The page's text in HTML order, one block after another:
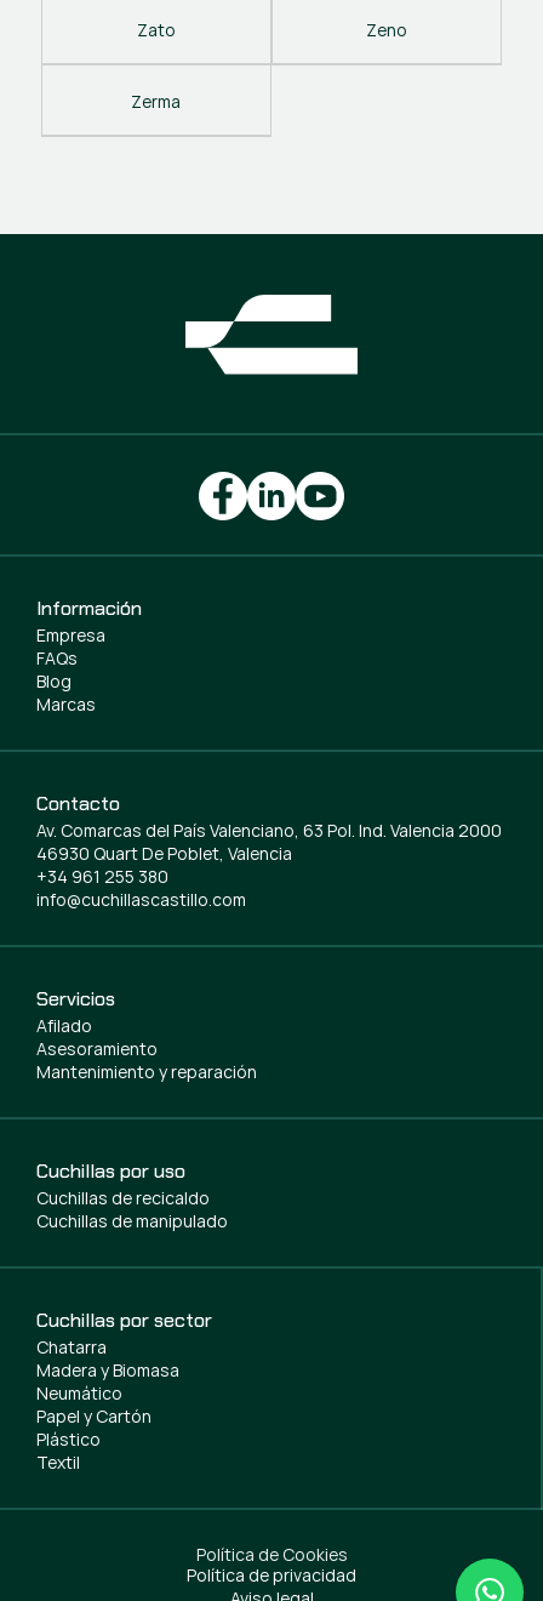
Zato Zeno
Zerma
Servicios
Afilado
Asesoramiento
Mantenimiento y reparación
Cuchillas por uso
Cuchillas de recicaldo
Cuchillas de manipulado
Cuchillas por sector
Chatarra
Madera y Biomasa
Neumático
Papel y Cartón
Plástico
Textil
Información
Empresa
FAQs
Blog
Marcas
Contacto
Av. Comarcas del País Valenciano, 63 Pol. Ind. Valencia 2000
46930 Quart De Poblet, Valencia
+34 961 255 380
info@cuchillascastillo.com
Política de Cookies
Política de privacidad